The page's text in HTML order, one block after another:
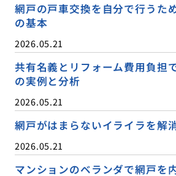
網戸の戸車交換を自分で行うた
の基本
2026.05.21
共有名義とリフォーム費用負担
の実例と分析
2026.05.21
網戸がはまらないイライラを解
2026.05.21
マンションのベランダで網戸を